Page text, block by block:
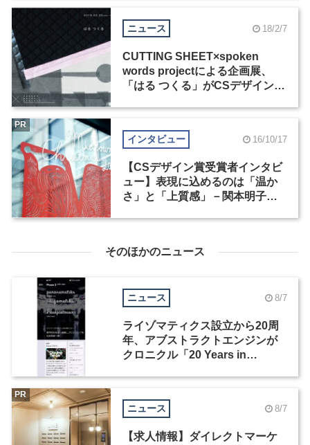
ニュース 18/2/7
CUTTING SHEET×spoken
words projectによる企画展、
「はる つくる」がCSデザインセ
インタビュー 16/10/17
【CSデザイン賞受賞者インタビ
ュー】表現に込めるのは「温か
さ」と「上質感」－関本明子
PR
そのほかのニュース
ニュース 8/7
ライゾマティクス設立から20周
年、アブストラクトエンジンが
クロニクル「20 Years in
ニュース 8/7
【求人情報】ダイレクトマーケ
PR